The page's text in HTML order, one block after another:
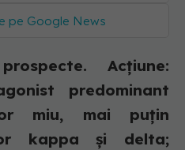
pe Google News
Acțiune:
predominant
miu, mai puțin
kappa și delta;